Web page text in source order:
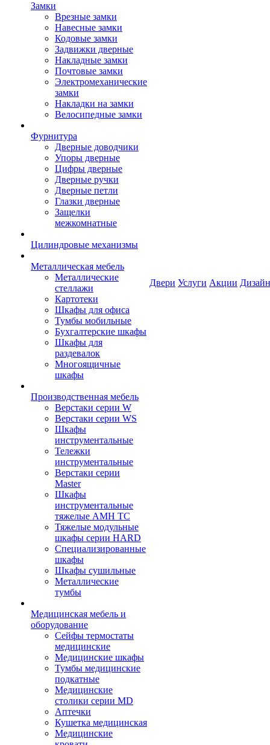
Замки
Врезные замки
Навесные замки
Кодовые замки
Задвижки дверные
Накладные замки
Почтовые замки
Электромеханические
замки
Накладки на замки
Велосипедные замки
Фурнитура
Дверные доводчики
Упоры дверные
Цифры дверные
Дверные ручки
Дверные петли
Глазки дверные
Защелки
межкомнатные
Цилиндровые механизмы
Металлическая мебель
Металлические
стеллажи
Картотеки
Шкафы для офиса
Тумбы мобильные
Бухгалтерские шкафы
Шкафы для
раздевалок
Многоящичные
шкафы
Производственная мебель
Верстаки серии W
Верстаки серии WS
Шкафы
инструментальные
Тележки
инструментальные
Верстаки серии
Master
Шкафы
инструментальные
тяжелые AMH TC
Тяжелые модульные
шкафы серии HARD
Cпециализированные
шкафы
Шкафы сушильные
Металлические
тумбы
Медицинская мебель и
оборудование
Сейфы термостаты
медицинские
Медицинские шкафы
Тумбы медицинские
подкатные
Медицинские
столики серии MD
Аптечки
Кушетка медицинская
Медицинские
Двери Услуги Акции